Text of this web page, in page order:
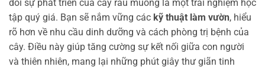
dõi sự phát triển của cây rau muống là một trải nghiệm học
tập quý giá. Bạn sẽ nắm vững các kỹ thuật làm vườn, hiểu
rõ hơn về nhu cầu dinh dưỡng và cách phòng trị bệnh của
cây. Điều này giúp tăng cường sự kết nối giữa con người
và thiên nhiên, mang lại những phút giây thư giãn tinh